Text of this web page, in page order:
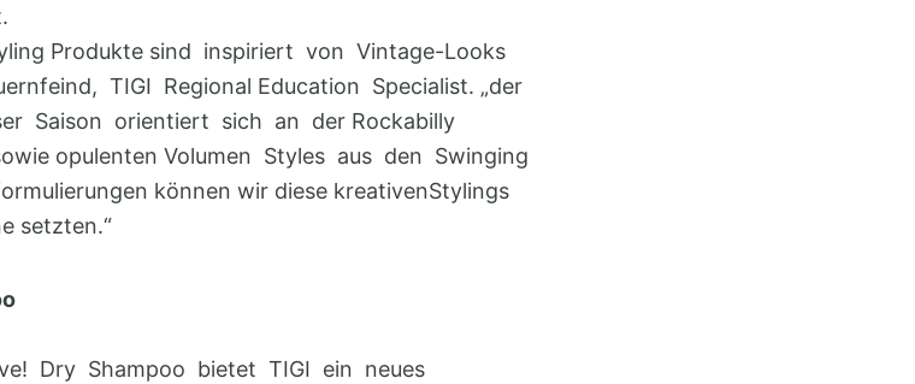
Produkte sind inspiriert von Vintage-Looks
TIGI Regional Education Specialist. „der
Saison orientiert sich an der Rockabilly
opulenten Volumen Styles aus den Swinging
können wir diese kreativenStylings
setzten.“
Dry Shampoo bietet TIGI ein neues